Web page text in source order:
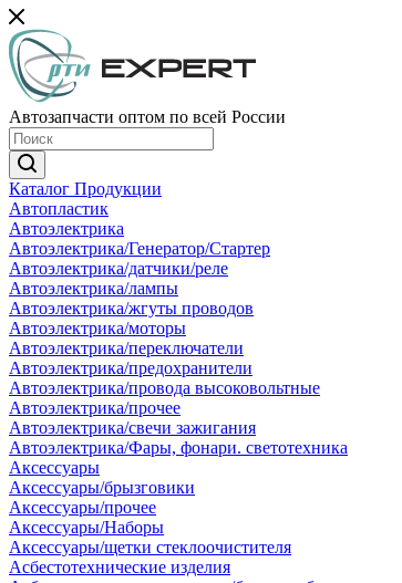
Автозапчасти оптом по всей России
Каталог Продукции
Автопластик
Автоэлектрика
Автоэлектрика/Генератор/Стартер
Автоэлектрика/датчики/реле
Автоэлектрика/лампы
Автоэлектрика/жгуты проводов
Автоэлектрика/моторы
Автоэлектрика/переключатели
Автоэлектрика/предохранители
Автоэлектрика/провода высоковольтные
Автоэлектрика/прочее
Автоэлектрика/свечи зажигания
Автоэлектрика/Фары, фонари. светотехника
Аксессуары
Аксессуары/брызговики
Аксессуары/прочее
Аксессуары/Наборы
Аксессуары/щетки стеклоочистителя
Асбестотехнические изделия